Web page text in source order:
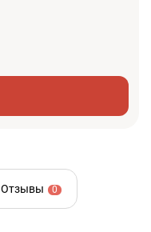
Отзывы 0